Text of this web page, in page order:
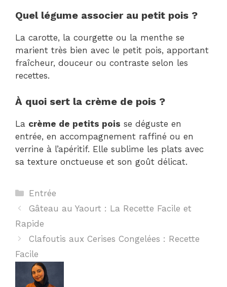
Quel légume associer au petit pois ?
La carotte, la courgette ou la menthe se
marient très bien avec le petit pois, apportant
fraîcheur, douceur ou contraste selon les
recettes.
À quoi sert la crème de pois ?
La crème de petits pois se déguste en
entrée, en accompagnement raffiné ou en
verrine à l’apéritif. Elle sublime les plats avec
sa texture onctueuse et son goût délicat.
Catégories
Entrée
Gâteau au Yaourt : La Recette Facile et
Rapide
Clafoutis aux Cerises Congelées : Recette
Facile